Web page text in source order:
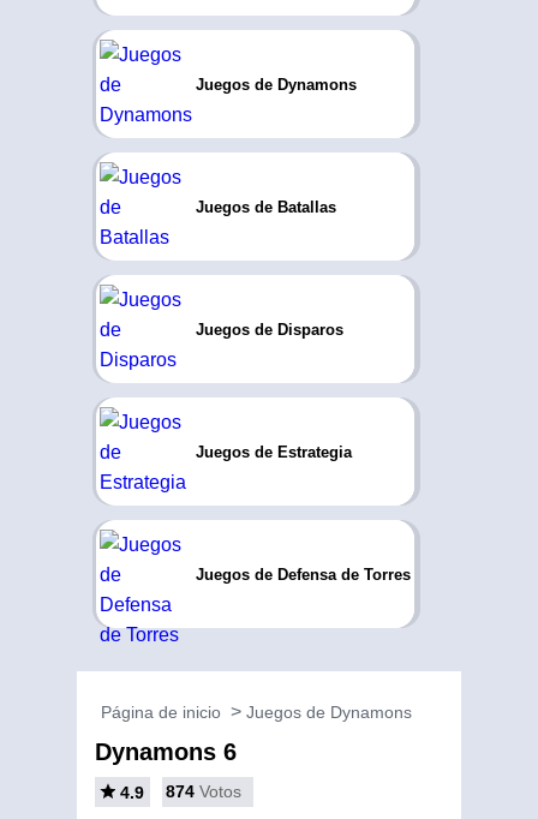
Juegos de Dynamons
Juegos de Batallas
Juegos de Disparos
Juegos de Estrategia
Juegos de Defensa de Torres
Página de inicio Juegos de Dynamons
Dynamons 6
4.9 874 Votos